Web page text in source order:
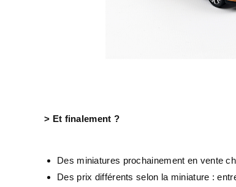
> Et finalement ?
Des miniatures prochainement en vente
Des prix différents selon la miniature :